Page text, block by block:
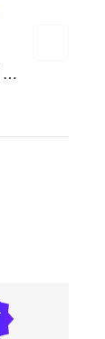
프랑스 파리 (Parc Floral de Paris)